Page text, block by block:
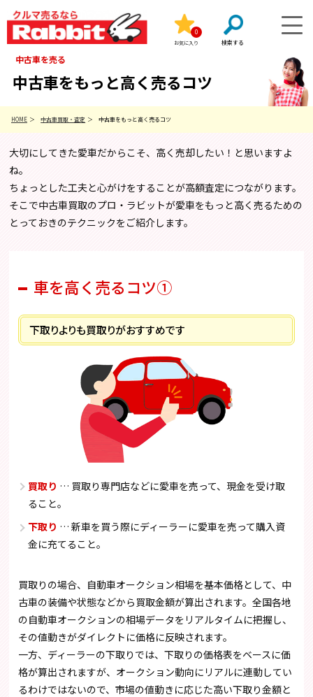
お気に入り
0
中古車を売る
中古車をもっと高く売るコツ
HOME 中古車買取・査定 中古車をもっと高く売るコツ
大切にしてきた愛車だからこそ、高く売却したい！と思いますよ
ね。
ちょっとした工夫と心がけをすることが高額査定につながります。
そこで中古車買取のプロ・ラビットが愛車をもっと高く売るための
とっておきのテクニックをご紹介します。
車を高く売るコツ①
下取りよりも買取りがおすすめです
買取り … 買取り専門店などに愛車を売って、現金を受け取
ること。
下取り … 新車を買う際にディーラーに愛車を売って購入資
金に充てること。
買取りの場合、自動車オークション相場を基本価格として、中
古車の装備や状態などから買取金額が算出されます。全国各地
の自動車オークションの相場データをリアルタイムに把握し、
その値動きがダイレクトに価格に反映されます。
一方、ディーラーの下取りでは、下取りの価格表をベースに価
格が算出されますが、オークション動向にリアルに連動してい
るわけではないので、市場の値動きに応じた高い下取り金額と